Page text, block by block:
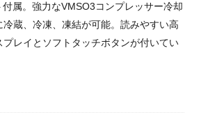
属。強力なVMSO3コンプレッサー冷却
蔵、冷凍、凍結が可能。 読みやすい高
レイとソフトタッチボタンが付いてい